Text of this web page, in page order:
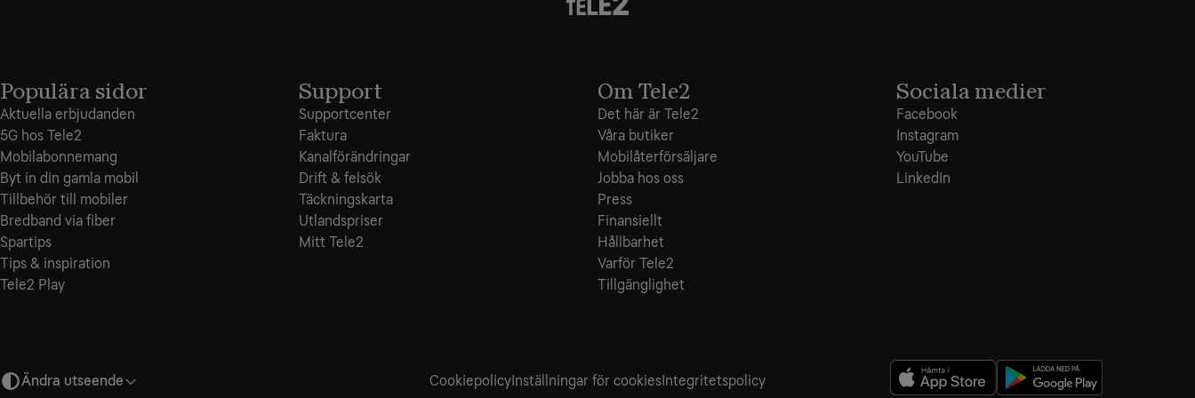
Populära sidor
Aktuella erbjudanden
5G hos Tele2
Mobilabonnemang
Byt in din gamla mobil
Tillbehör till mobiler
Bredband via fiber
Spartips
Tips & inspiration
Tele2 Play
Support
Supportcenter
Faktura
Kanalförändringar
Drift & felsök
Täckningskarta
Utlandspriser
Mitt Tele2
Om Tele2
Det här är Tele2
Våra butiker
Mobilåterförsäljare
Jobba hos oss
Press
Finansiellt
Hållbarhet
Varför Tele2
Tillgänglighet
Sociala medier
Facebook
Instagram
YouTube
LinkedIn
Ändra utseende CookiepolicyInställningar för cookiesIntegritets­policy